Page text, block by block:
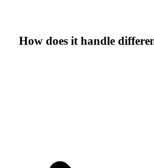
How does it handle